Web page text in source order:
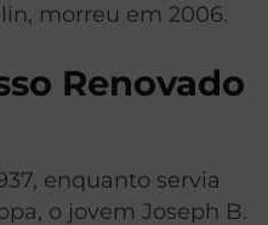
morreu em 2006.
Renovado
enquanto servia
o jovem Joseph B.